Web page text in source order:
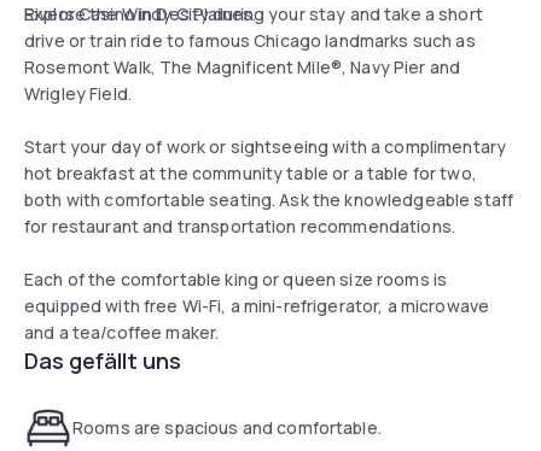
Rivers Casino in Des Plaines.
Explore the Windy City during your stay and take a short
drive or train ride to famous Chicago landmarks such as
Rosemont Walk, The Magnificent Mile®, Navy Pier and
Wrigley Field.
Start your day of work or sightseeing with a complimentary
hot breakfast at the community table or a table for two,
both with comfortable seating. Ask the knowledgeable staff
for restaurant and transportation recommendations.
Each of the comfortable king or queen size rooms is
equipped with free Wi-Fi, a mini-refrigerator, a microwave
and a tea/coffee maker.
Das gefällt uns
Rooms are spacious and comfortable.